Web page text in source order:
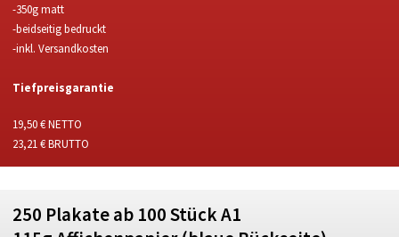
-350g matt
-beidseitig bedruckt
-inkl. Versandkosten
Tiefpreisgarantie
19,50 € NETTO
23,21 € BRUTTO
250 Plakate ab 100 Stück A1